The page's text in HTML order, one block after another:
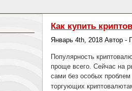
Как купить
Январь 4th, 2018 Автор -
Популярность
проще всего. Сейчас на
сами без особых
торгующих